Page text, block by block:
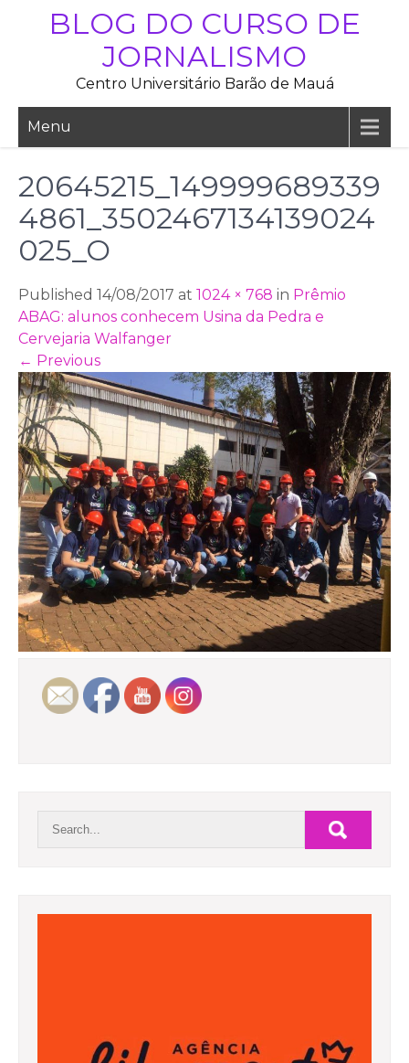
BLOG DO CURSO DE
JORNALISMO
Centro Universitário Barão de Mauá
Menu
20645215_149999689339
4861_3502467134139024
025_O
Published 14/08/2017 at 1024 × 768 in Prêmio
ABAG: alunos conhecem Usina da Pedra e
Cervejaria Walfanger
← Previous